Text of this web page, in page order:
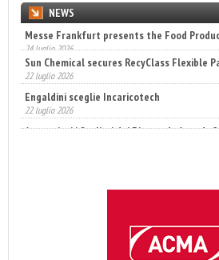
NEWS
Sun Chemical secures RecyClass Flexible
22 luglio 2026
Engaldini sceglie Incaricotech
22 luglio 2026
Annunciati i finalisti dei Diamonds Awards
14 luglio 2026